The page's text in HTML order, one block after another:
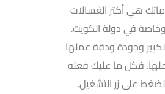
هي أكثر الغسالات
في دولة الكويت.
وجودة ودقة عملها
فكل ما عليك فعله
على زر التشغيل.